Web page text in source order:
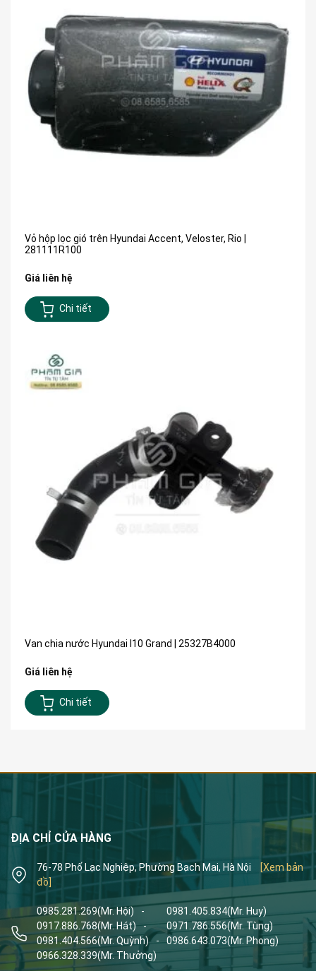
Vỏ hộp lọc gió trên Hyundai Accent, Veloster, Rio |
281111R100
Giá liên hệ
Chi tiết
Van chia nước Hyundai I10 Grand | 25327B4000
Giá liên hệ
Chi tiết
ĐỊA CHỈ CỬA HÀNG
76-78 Phố Lạc Nghiệp, Phường Bạch Mai, Hà Nội
[Xem bản
đồ]
0985.281.269(Mr. Hội) - 0981.405.834(Mr. Huy)
0917.886.768(Mr. Hát) - 0971.786.556(Mr. Tùng)
0981.404.566(Mr. Quỳnh) - 0986.643.073(Mr. Phong)
0966.328.339(Mr. Thưởng)